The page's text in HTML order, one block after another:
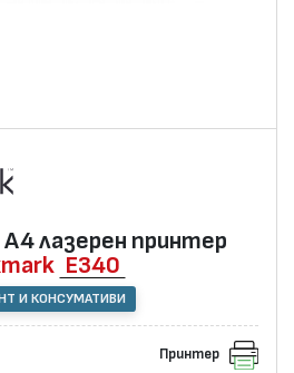
лазерен принтер
E340
И КОНСУМАТИВИ
Принтер